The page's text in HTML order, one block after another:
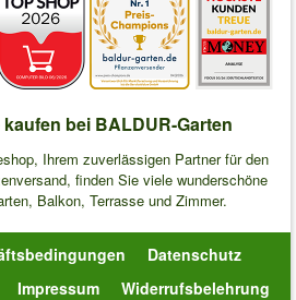
bei BALDUR-Garten
Ihrem zuverlässigen Partner für den
finden Sie viele wunderschöne
Balkon, Terrasse und Zimmer.
Datenschutz
Impressum Widerrufsbelehrung